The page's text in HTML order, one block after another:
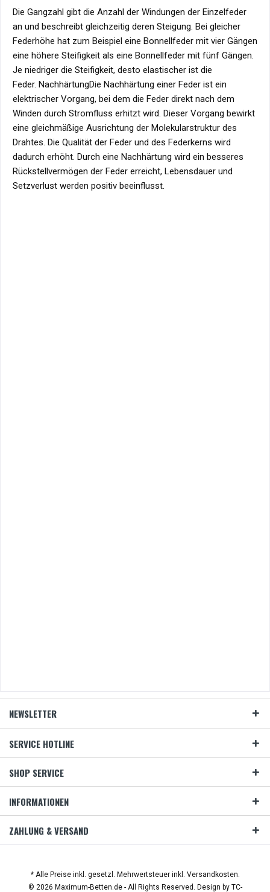
Die Gangzahl gibt die Anzahl der Windungen der Einzelfeder
an und beschreibt gleichzeitig deren Steigung. Bei gleicher
Federhöhe hat zum Beispiel eine Bonnellfeder mit vier Gängen
eine höhere Steifigkeit als eine Bonnellfeder mit fünf Gängen.
Je niedriger die Steifigkeit, desto elastischer ist die
Feder. NachhärtungDie Nachhärtung einer Feder ist ein
elektrischer Vorgang, bei dem die Feder direkt nach dem
Winden durch Stromfluss erhitzt wird. Dieser Vorgang bewirkt
eine gleichmäßige Ausrichtung der Molekularstruktur des
Drahtes. Die Qualität der Feder und des Federkerns wird
dadurch erhöht. Durch eine Nachhärtung wird ein besseres
Rückstellvermögen der Feder erreicht, Lebensdauer und
Setzverlust werden positiv beeinflusst.
NEWSLETTER
SERVICE HOTLINE
SHOP SERVICE
INFORMATIONEN
ZAHLUNG & VERSAND
* Alle Preise inkl. gesetzl. Mehrwertsteuer inkl. Versandkosten.
© 2026 Maximum-Betten.de - All Rights Reserved. Design by TC-